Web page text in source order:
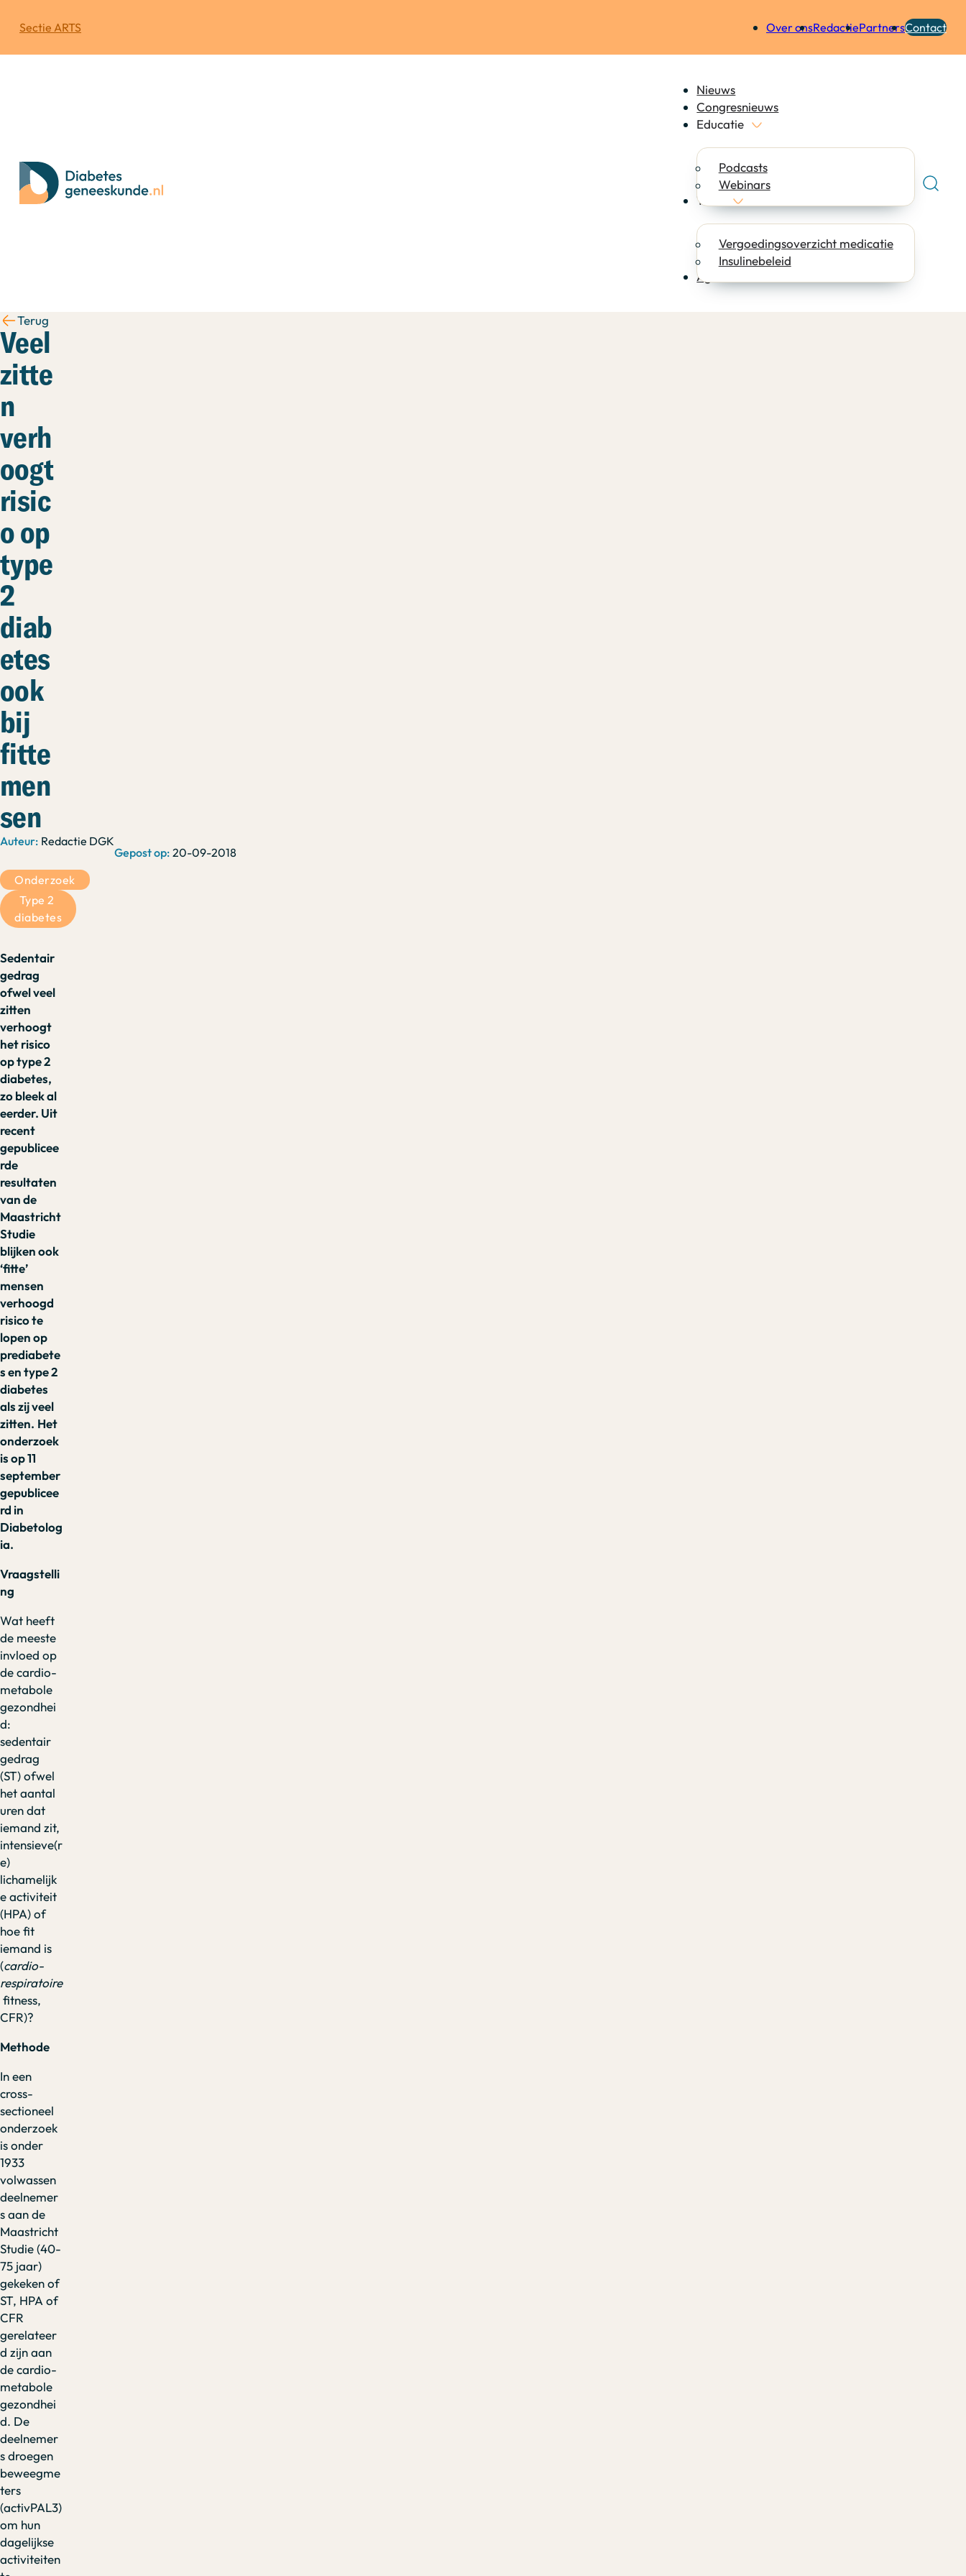
Sectie ARTS Over onsRedactiePartnersContact
Nieuws
Congresnieuws
Educatie
Podcasts
Webinars
Tools
Vergoedingsoverzicht medicatie
Insulinebeleid
Agenda
Terug
Veel
zitte
n
verh
oogt
risic
o op
type
2
diab
etes
ook
bij
fitte
men
sen
Redactie DGK
20-09-2018
Onderzoek
Type 2
diabetes
Sedentair
gedrag
ofwel veel
zitten
verhoogt
het risico
op type 2
diabetes,
zo bleek al
eerder. Uit
recent
gepublicee
rde
resultaten
van de
Maastricht
Studie
blijken ook
‘fitte’
mensen
verhoogd
risico te
lopen op
prediabete
s en type 2
diabetes
als zij veel
zitten. Het
onderzoek
is op 11
september
gepublicee
rd in
Diabetolog
ia.
Vraagstelli
ng
Wat heeft
de meeste
invloed op
de cardio-
metabole
gezondhei
d:
sedentair
gedrag
(ST) ofwel
het aantal
uren dat
iemand zit,
intensieve(r
e)
lichamelijk
e activiteit
(HPA) of
hoe fit
iemand is
(cardio-
respiratoire
fitness,
CFR)?
Methode
In een
cross-
sectioneel
onderzoek
is onder
1933
volwassen
deelnemer
s aan de
Maastricht
Studie (40-
75 jaar)
gekeken of
ST, HPA of
CFR
gerelateer
d zijn aan
de cardio-
metabole
gezondhei
d. De
deelnemer
s droegen
beweegme
ters
(activPAL3)
om hun
dagelijkse
activiteiten